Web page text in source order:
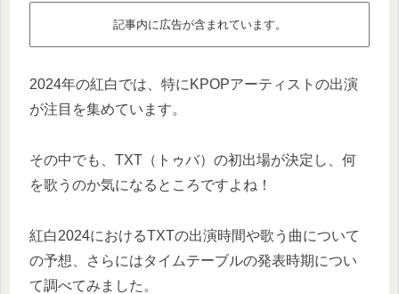
記事内に広告が含まれています。
2024年の紅白では、特にKPOPアーティストの出演
が注目を集めています。
その中でも、TXT（トゥバ）の初出場が決定し、何
を歌うのか気になるところですよね！
紅白2024におけるTXTの出演時間や歌う曲について
の予想、さらにはタイムテーブルの発表時期につい
て調べてみました。